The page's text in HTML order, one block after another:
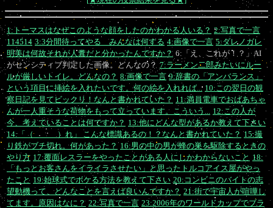
1:トーマスはなぜこのような顔をしたのかわかる人いる？ 2:写真で一言
114514 3:3分間待ってやる みんなは何する 4:画像で一言 5:ダレノガレ
明美は何故それが人糞だと分かったんですか？ 6:「え、これが！？」AI
がセンシティブ判定した画像。どんなの？ 7:ラーメン二郎みたいにルー
ルが厳しいトイレ。どんなの？ 8:画像で一言 9:辞書の「アンバランス」
という項目に挿絵を入れたいです。何の絵を入れれば... 10:この翌日の観
察日記を見てビックリ！なんと書かれていた？ 11:満員電車でおばあちゃ
んが一人重そうな荷物をもって立っています。こういう... 12:この人が
今、考えていることは何ですか？ 13:他にどんな型があるか教えて下さい
14:「（ ）れ」 こんな標識あるの！？なんと書かれていた？ 15:撮
り鉄がブチ切れ。何があった？ 16:男の中の男が蜂の巣を駆除するときの
やり方 17:覆面レスラーをやったことがある人にしかわからないこと 18:
「もっとお客さんをイライラさせたい」と思ったトルコアイス屋がやっ
たこと 19:始球式でボケる方法を教えて下さい 20:コンビニのバイトの志
望動機って、どんなことを言えば良いんですか？ 21:街で宇宙人が喧嘩し
てます。原因はなに？ 22:写真で一言 23:2006年のワールドカップでブラ